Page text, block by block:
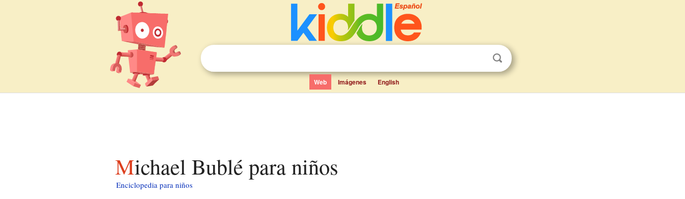
Web Imágenes English
Michael Bublé para niños
Enciclopedia para niños